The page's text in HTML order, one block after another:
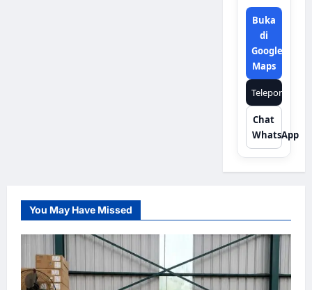
Buka
di
Google
Maps
Telepon
Chat
WhatsApp
You May Have Missed